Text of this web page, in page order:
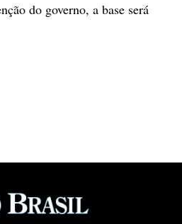
do governo, a base será